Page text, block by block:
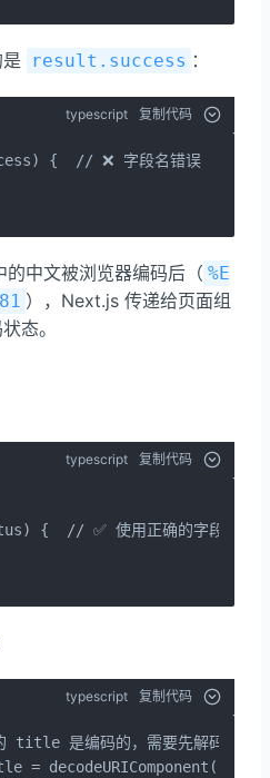
result.success ：
typescript 复制代码
{  // ❌ 字段名错误
的中文被浏览器编码后（ %E
），Next.js 传递给页面组
态。
typescript 复制代码
{  // ✅ 使用正确的字段名
typescript 复制代码
是编码的，需要先解码
=